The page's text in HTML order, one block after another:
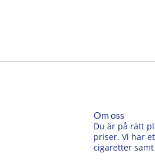
Om oss
Du är på rätt
priser. Vi har
cigaretter